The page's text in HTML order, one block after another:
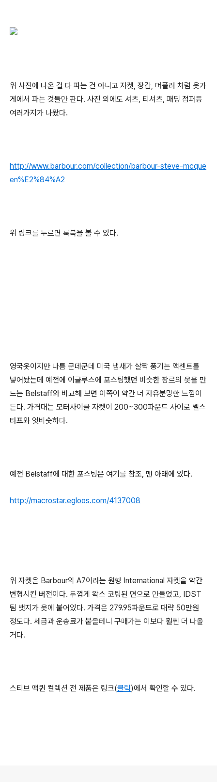
위 사진에 나온 걸 다 파는 건 아니고 자켓, 장갑, 머플러 처럼 옷가
게에서 파는 것들만 판다. 사진 외에도 셔츠, 티셔츠, 패딩 점퍼등
여러가지가 나왔다.
http://www.barbour.com/collection/barbour-steve-mcque
en%E2%84%A2
위 링크를 누르면 룩북을 볼 수 있다.
영국옷이지만 나름 군데군데 미국 냄새가 살짝 풍기는 액센트를
넣어놨는데 예전에 이글루스에 포스팅했던 비슷한 장르의 옷을 만
드는 Belstaff와 비교해 보면 이쪽이 약간 더 자유분망한 느낌이
든다. 가격대는 모터사이클 자켓이 200~300파운드 사이로 벨스
타프와 엇비슷하다.
예전 Belstaff에 대한 포스팅은 여기를 참조, 맨 아래에 있다.
http://macrostar.egloos.com/4137008
위 자켓은 Barbour의 A7이라는 원형 International 자켓을 약간
변형시킨 버전이다. 두껍게 왁스 코팅된 면으로 만들었고, IDST
팀 뱃지가 옷에 붙어있다. 가격은 279.95파운드로 대략 50만원
정도다. 세금과 운송료가 붙을테니 구매가는 이보다 훨씬 더 나올
거다.
스티브 맥퀸 컬렉션 전 제품은 링크(클릭)에서 확인할 수 있다.